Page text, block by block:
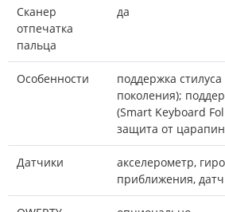
Сканер
отпечатка
пальца
да
Особенности
поддержка
поколения);
(Smart Keyboard
защита от царапин
Датчики
акселерометр,
приближения,